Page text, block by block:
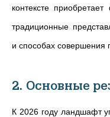
контексте
традиционные
и способах совершения
2. Основные
К 2026 году ландшафт